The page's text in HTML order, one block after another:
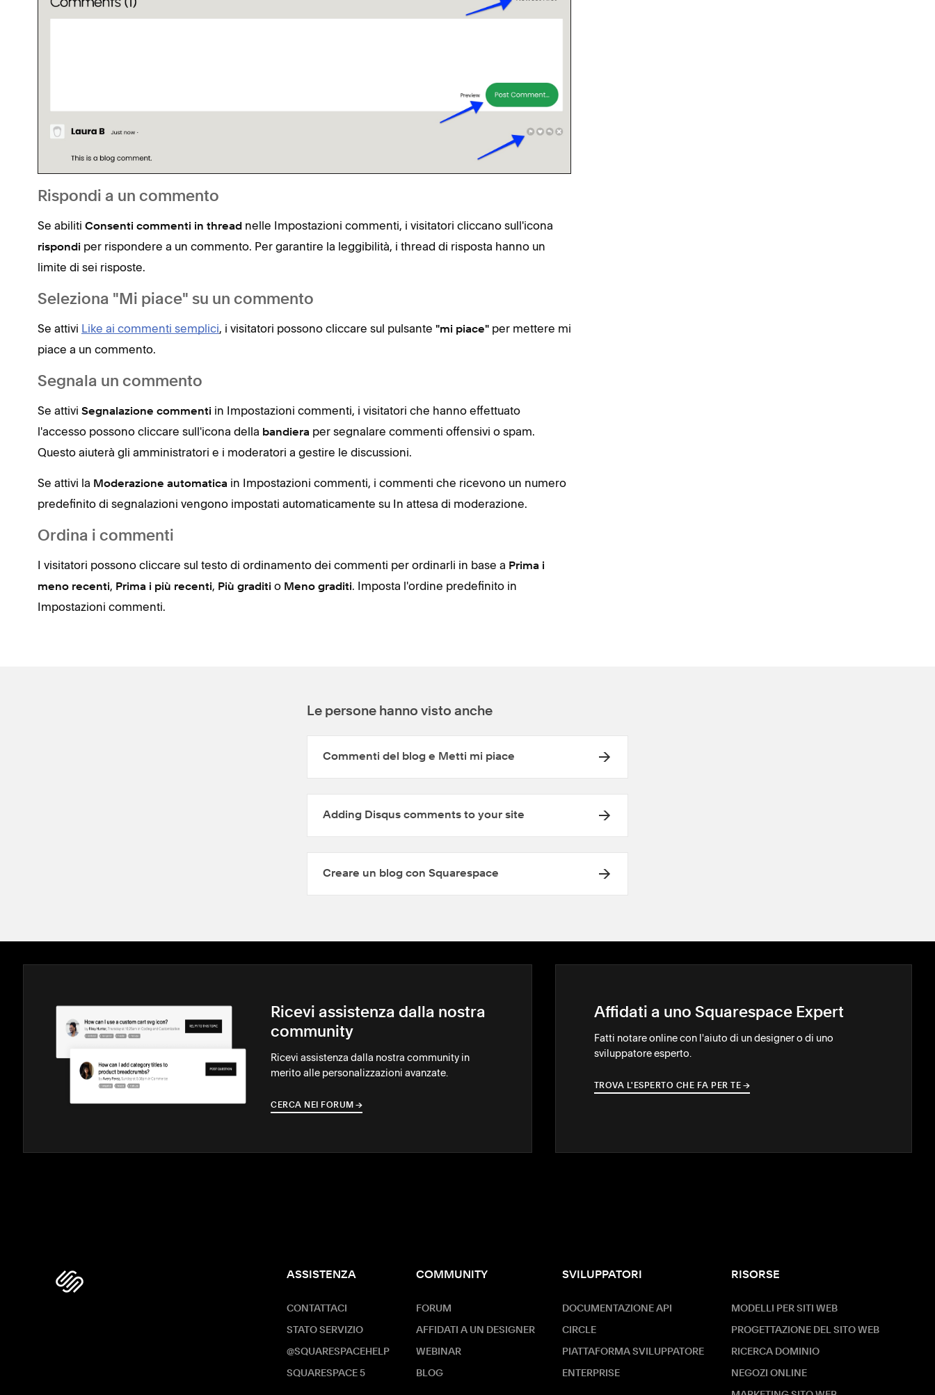
Rispondi a un commento
Se abiliti Consenti commenti in thread nelle Impostazioni commenti, i visitatori cliccano sull'icona
rispondi per rispondere a un commento. Per garantire la leggibilità, i thread di risposta hanno un
limite di sei risposte.
Seleziona "Mi piace" su un commento
Se attivi Like ai commenti semplici, i visitatori possono cliccare sul pulsante "mi piace" per mettere mi
piace a un commento.
Segnala un commento
Se attivi Segnalazione commenti in Impostazioni commenti, i visitatori che hanno effettuato
l'accesso possono cliccare sull'icona della bandiera per segnalare commenti offensivi o spam.
Questo aiuterà gli amministratori e i moderatori a gestire le discussioni.
Se attivi la Moderazione automatica in Impostazioni commenti, i commenti che ricevono un numero
predefinito di segnalazioni vengono impostati automaticamente su In attesa di moderazione.
Ordina i commenti
I visitatori possono cliccare sul testo di ordinamento dei commenti per ordinarli in base a Prima i
meno recenti, Prima i più recenti, Più graditi o Meno graditi. Imposta l'ordine predefinito in
Impostazioni commenti.
Le persone hanno visto anche
Commenti del blog e Metti mi piace
Adding Disqus comments to your site
Creare un blog con Squarespace
Ricevi assistenza dalla nostra
community
Ricevi assistenza dalla nostra community in
merito alle personalizzazioni avanzate.
CERCA NEI FORUM →
→
Affidati a uno Squarespace Expert
Fatti notare online con l'aiuto di un designer o di uno
sviluppatore esperto.
TROVA L'ESPERTO CHE FA PER TE →
→
ASSISTENZA
CONTATTACI
STATO SERVIZIO
@SQUARESPACEHELP
SQUARESPACE 5
COMMUNITY
FORUM
AFFIDATI A UN DESIGNER
WEBINAR
BLOG
SVILUPPATORI
DOCUMENTAZIONE API
CIRCLE
PIATTAFORMA SVILUPPATORE
ENTERPRISE
RISORSE
MODELLI PER SITI WEB
PROGETTAZIONE DEL SITO WEB
RICERCA DOMINIO
NEGOZI ONLINE